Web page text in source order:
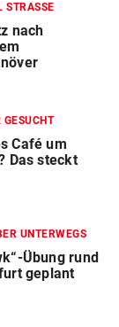
nach
GESUCHT
Café um
Das steckt
UNTERWEGS
Übung rund
geplant